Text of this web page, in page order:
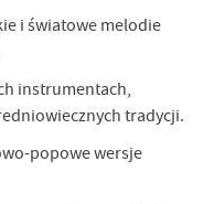
i światowe melodie
instrumentach,
tradycji.
popowe wersje
oraz częstotliwości,
Dane pozwalają nam na
informacje są
Wyrażenie zgody na
wszystkich
Ci najciekawsze
partnerów.
Ci naszych
upodobań oraz Twoich